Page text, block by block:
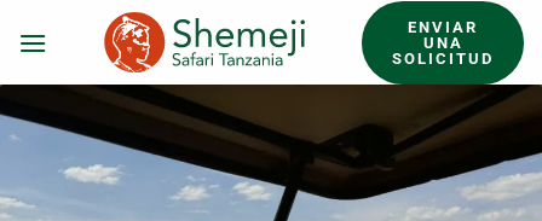
ENVIAR
UNA
SOLICITUD